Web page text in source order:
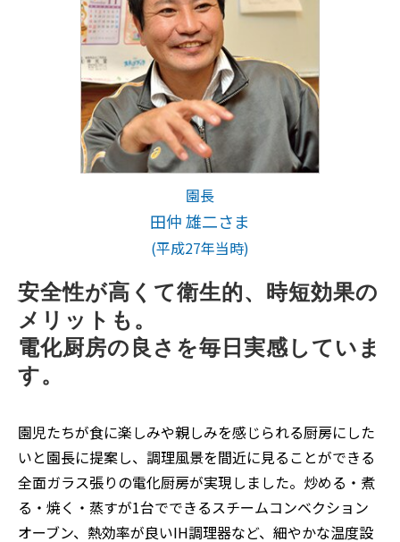
園長
田仲 雄二さま
(平成27年当時)
安全性が高くて衛生的、時短効果の
メリットも。
電化厨房の良さを毎日実感していま
す。
園児たちが食に楽しみや親しみを感じられる厨房にした
いと園長に提案し、調理風景を間近に見ることができる
全面ガラス張りの電化厨房が実現しました。炒める・煮
る・焼く・蒸すが1台でできるスチームコンベクション
オーブン、熱効率が良いIH調理器など、細やかな温度設